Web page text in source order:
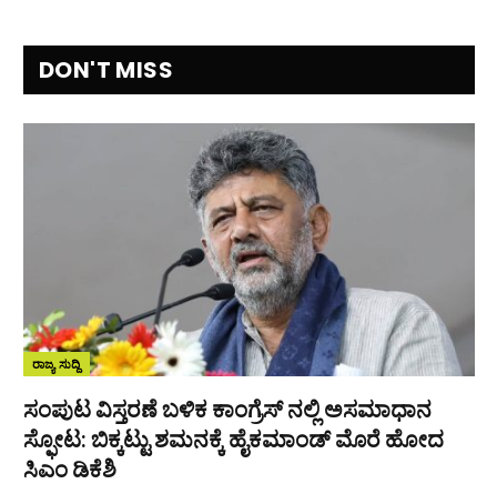
DON'T MISS
ರಾಜ್ಯ ಸುದ್ದಿ
ಸಂಪುಟ ವಿಸ್ತರಣೆ ಬಳಿಕ ಕಾಂಗ್ರೆಸ್‌ ನಲ್ಲಿ ಅಸಮಾಧಾನ
ಸ್ಫೋಟ: ಬಿಕ್ಕಟ್ಟು ಶಮನಕ್ಕೆ ಹೈಕಮಾಂಡ್‌ ಮೊರೆ ಹೋದ
ಸಿಎಂ ಡಿಕೆಶಿ